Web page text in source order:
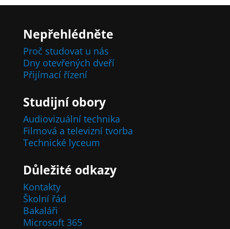
Nepřehlédněte
Proč studovat u nás
Dny otevřených dveří
Přijímací řízení
Studijní obory
Audiovizuální technika
Filmová a televizní tvorba
Technické lyceum
Důležité odkazy
Kontakty
Školní řád
Bakaláři
Microsoft 365